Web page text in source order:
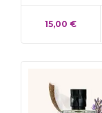
KAINA
15,00 €